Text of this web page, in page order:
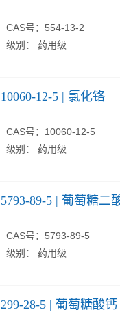
CAS号：554-13-2
级别： 药用级
10060-12-5 | 氯化铬
CAS号：10060-12-5
级别： 药用级
5793-89-5 | 葡萄糖二
CAS号：5793-89-5
级别： 药用级
299-28-5 | 葡萄糖酸钙